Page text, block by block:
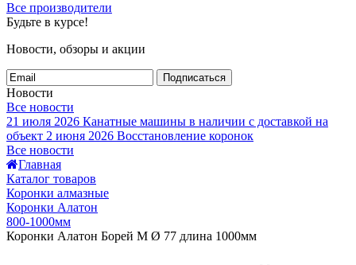
Все производители
Будьте в курсе!
Новости, обзоры и акции
Подписаться
Новости
Все новости
21 июля 2026 Канатные машины в наличии с доставкой на
объект 2 июня 2026 Восстановление коронок
Все новости
Главная
Каталог товаров
Коронки алмазные
Коронки Алатон
800-1000мм
Коронки Алатон Борей М Ø 77 длина 1000мм